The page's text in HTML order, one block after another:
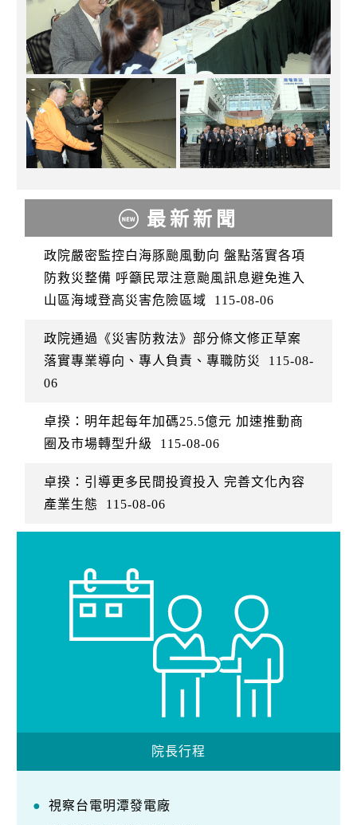
最新新聞
政院嚴密監控白海豚颱風動向 盤點落實各項
防救災整備 呼籲民眾注意颱風訊息避免進入
山區海域登高災害危險區域
115-08-06
政院通過《災害防救法》部分條文修正草案
落實專業導向、專人負責、專職防災
115-08-
06
卓揆：明年起每年加碼25.5億元 加速推動商
圈及市場轉型升級
115-08-06
卓揆：引導更多民間投資投入 完善文化內容
產業生態
115-08-06
院長行程
視察台電明潭發電廠